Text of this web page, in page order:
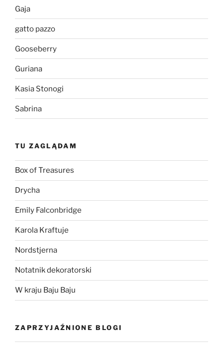
Gaja
gatto pazzo
Gooseberry
Guriana
Kasia Stonogi
Sabrina
TU ZAGLĄDAM
Box of Treasures
Drycha
Emily Falconbridge
Karola Kraftuje
Nordstjerna
Notatnik dekoratorski
W kraju Baju Baju
ZAPRZYJAŹNIONE BLOGI